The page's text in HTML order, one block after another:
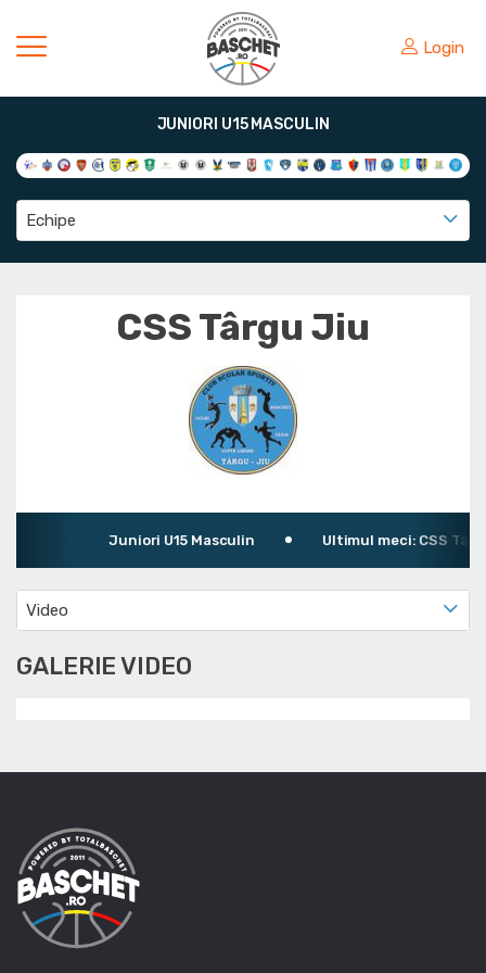
Login
JUNIORI U15 MASCULIN
Echipe
CSS Târgu Jiu
Juniori U15 Masculin Ultimul meci: CSS
Video
GALERIE VIDEO